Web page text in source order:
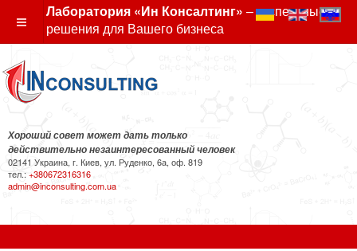
Лаборатория «Ин Консалтинг» – экспертные
решения для Вашего бизнеса
Хороший совет может дать только
действительно незаинтересованный человек
02141 Украина, г. Киев, ул. Руденко, 6а, оф. 819
тел.: +380672316316
admin@inconsulting.com.ua